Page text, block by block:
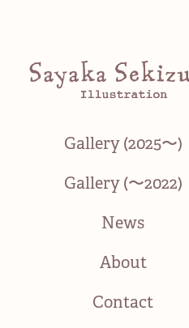
Gallery (2025〜)
Gallery (〜2022)
News
About
Contact